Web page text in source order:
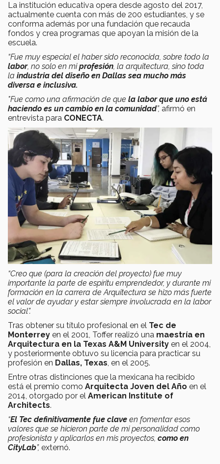
La institución educativa opera desde agosto del 2017,
actualmente cuenta con más de 200 estudiantes, y se
conforma además por una fundación que recauda
fondos y crea programas que apoyan la misión de la
escuela.
“Fue muy especial el haber sido reconocida, sobre todo la
labor, no solo en miprofesión, la arquitectura, sino toda
la industria del diseño en Dallas sea mucho más
diversa e inclusiva.
"Fue como una afirmación de que la labor que uno está
haciendo es un cambio en la comunidad”, afirmó en
entrevista para CONECTA.
“Creo que (para la creación del proyecto) fue muy
importante la parte de espíritu emprendedor, y durante mi
formación en la carrera de Arquitectura se hizo más fuerte
el valor de ayudar y estar siempre involucrada en la labor
social”.
Tras obtener su título profesional en el Tec de
Monterrey en el 2001, Toffer realizó una maestría en
Arquitectura en la Texas A&M University en el 2004,
y posteriormente obtuvo su licencia para practicar su
profesión en Dallas, Texas, en el 2005.
Entre otras distinciones que la mexicana ha recibido
está el premio como Arquitecta Joven del Año en el
2014, otorgado por el American Institute of
Architects.
“El Tec definitivamente fue clave en fomentar esos
valores que se hicieron parte de mi personalidad como
profesionista y aplicarlos en mis proyectos, como en
CityLab”, externó.